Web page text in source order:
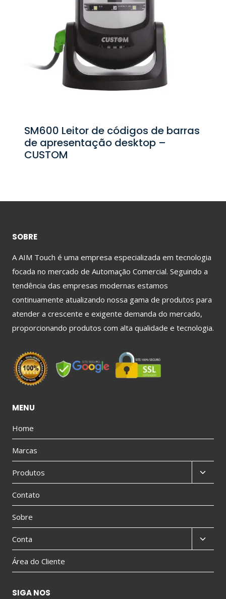
SM600 Leitor de códigos de barras
de apresentação desktop –
CUSTOM
SOBRE
A AIM Touch é uma empresa especializada em tecnologia
focada no mercado de Automação Comercial. Seguindo a
tendência das empresas modernas estamos
continuamente atualizando nossa gama de produtos para
atender a crescente e exigente demanda do mercado,
proporcionando produtos com alta qualidade e tecnologia.
MENU
Home
Marcas
Produtos
Contato
Sobre
Conta
Área do Cliente
SIGA NOS